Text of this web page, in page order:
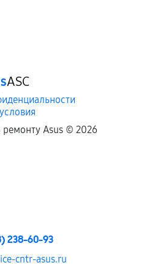
ASC
ремонту Asus © 2026
238-60-93
cntr-asus.ru